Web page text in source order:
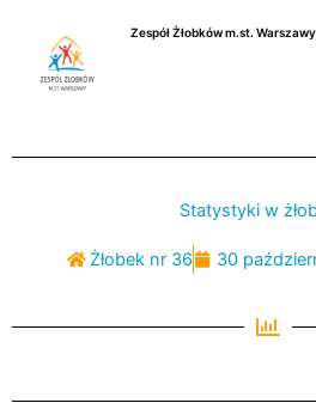
Zespół Żłobków m.st. Warszawy
Statystyki w
Żłobek nr 36 30